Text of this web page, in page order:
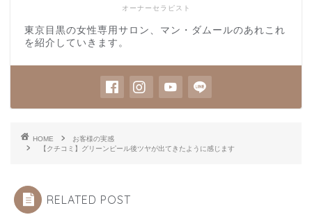
オーナーセラピスト
東京目黒の女性専用サロン、マン・ダムールのあれこれ
を紹介していきます。
HOME
お客様の実感
【クチコミ】グリーンピール後ツヤが出てきたように感じます
RELATED POST